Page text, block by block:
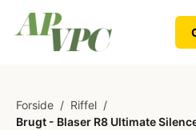
Forside / Riffel /
Brugt - Blaser R8 Ultimate